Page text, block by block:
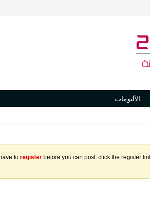
الألبومات
to register before you can post: click the register